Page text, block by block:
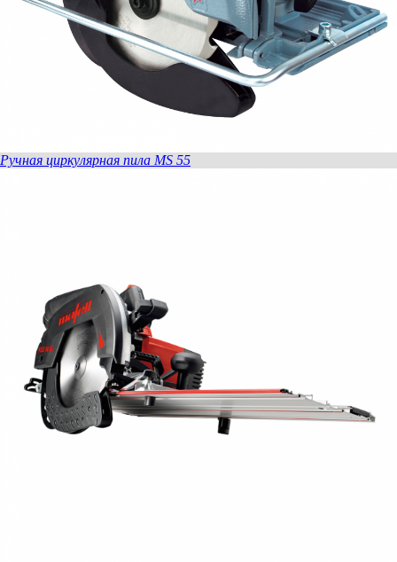
Ручная циркулярная пила MS 55